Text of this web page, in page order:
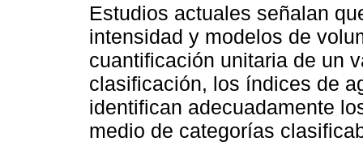
Estudios actuales señalan
intensidad y modelos de
cuantificación unitaria de un
clasificación, los índices de
identifican adecuadamente
medio de categorías